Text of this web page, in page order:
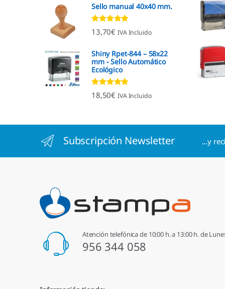
Sello manual 40x40 mm.
Valorado con
4.96de 5
13,70€ IVA Incluido
Shiny Rpet-844 – 58x22
mm - Sello Automático
Ecológico
Valorado con
4.96de 5
18,50€ IVA Incluido
Subscripción Newsletter ...y
Atención telefónica de 10:00 h. a 13:00 h. de
956 344 058